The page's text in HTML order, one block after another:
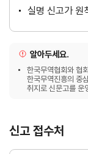
실명 신고가 원
알아두세요.
한국무역협회와 협
한국무역진흥의 중
취지로 신문고를 운
신고 접수처